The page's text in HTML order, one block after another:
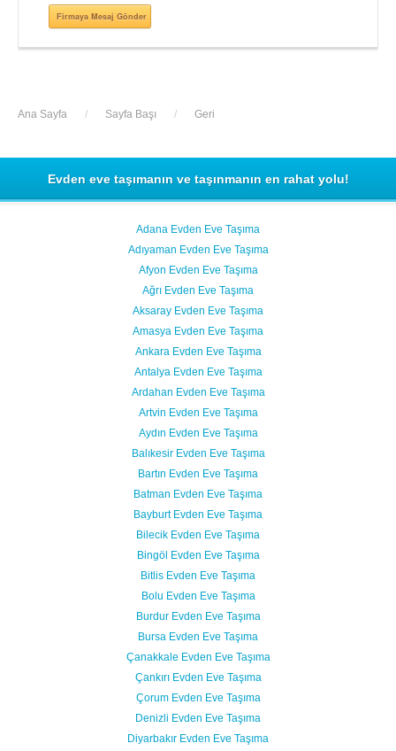
Firmaya Mesaj Gönder
Ana Sayfa / Sayfa Başı / Geri
Evden eve taşımanın ve taşınmanın en rahat yolu!
Adana Evden Eve Taşıma
Adıyaman Evden Eve Taşıma
Afyon Evden Eve Taşıma
Ağrı Evden Eve Taşıma
Aksaray Evden Eve Taşıma
Amasya Evden Eve Taşıma
Ankara Evden Eve Taşıma
Antalya Evden Eve Taşıma
Ardahan Evden Eve Taşıma
Artvin Evden Eve Taşıma
Aydın Evden Eve Taşıma
Balıkesir Evden Eve Taşıma
Bartın Evden Eve Taşıma
Batman Evden Eve Taşıma
Bayburt Evden Eve Taşıma
Bilecik Evden Eve Taşıma
Bingöl Evden Eve Taşıma
Bitlis Evden Eve Taşıma
Bolu Evden Eve Taşıma
Burdur Evden Eve Taşıma
Bursa Evden Eve Taşıma
Çanakkale Evden Eve Taşıma
Çankırı Evden Eve Taşıma
Çorum Evden Eve Taşıma
Denizli Evden Eve Taşıma
Diyarbakır Evden Eve Taşıma